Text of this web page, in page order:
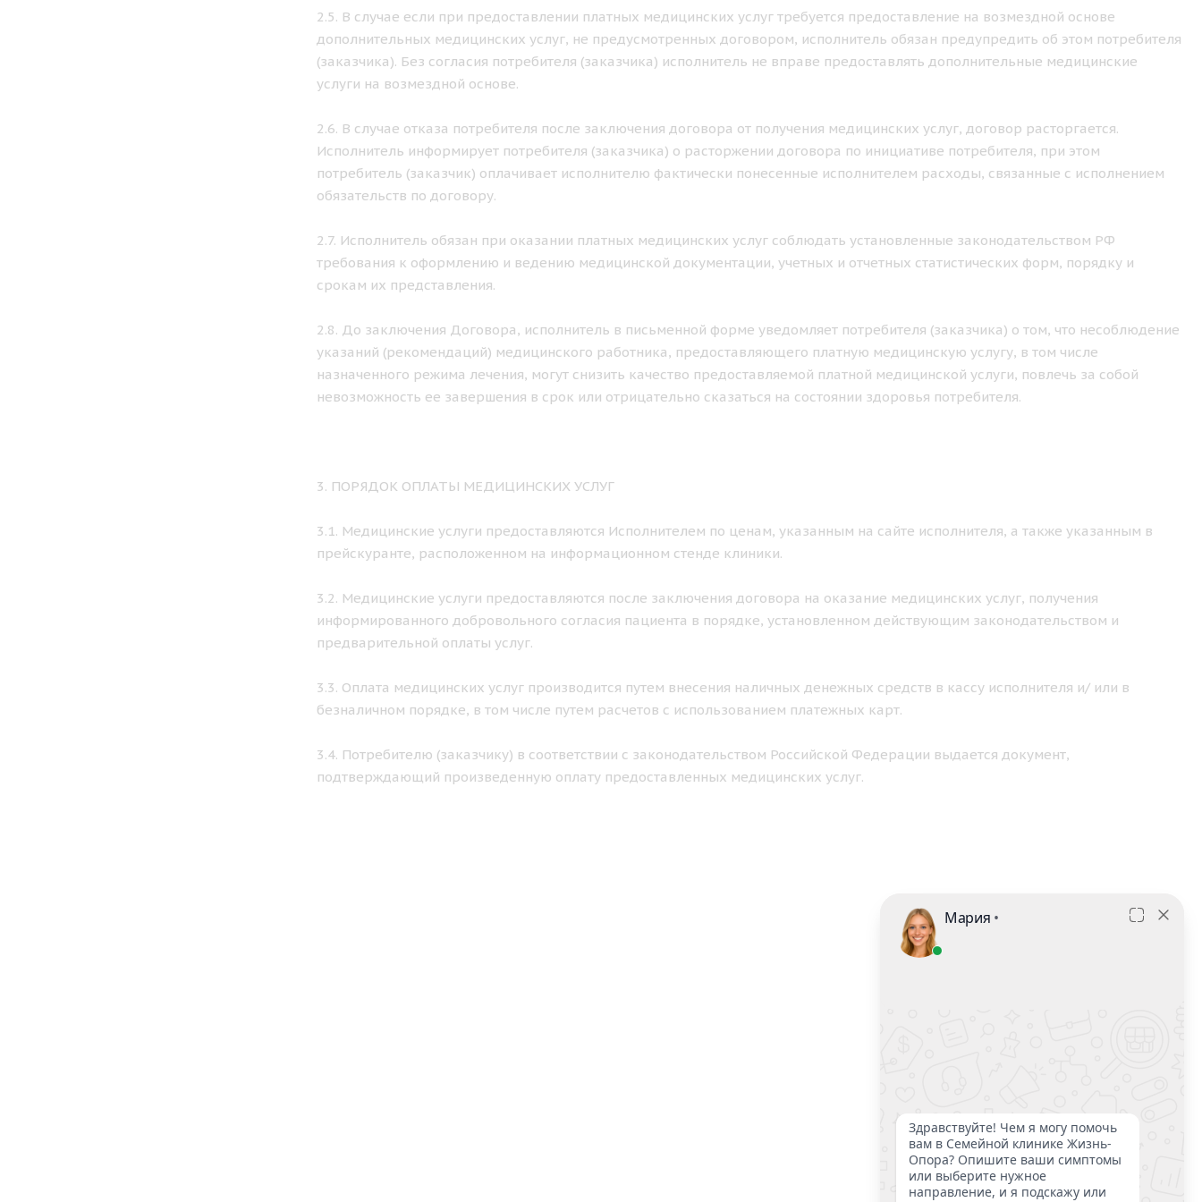
2.5. В случае если при предоставлении платных медицинских услуг требуется предоставление на возмездной основе
дополнительных медицинских услуг, не предусмотренных договором, исполнитель обязан предупредить об этом потребителя
(заказчика). Без согласия потребителя (заказчика) исполнитель не вправе предоставлять дополнительные медицинские
услуги на возмездной основе.
2.6. В случае отказа потребителя после заключения договора от получения медицинских услуг, договор расторгается.
Исполнитель информирует потребителя (заказчика) о расторжении договора по инициативе потребителя, при этом
потребитель (заказчик) оплачивает исполнителю фактически понесенные исполнителем расходы, связанные с исполнением
обязательств по договору.
2.7. Исполнитель обязан при оказании платных медицинских услуг соблюдать установленные законодательством РФ
требования к оформлению и ведению медицинской документации, учетных и отчетных статистических форм, порядку и
срокам их представления.
2.8. До заключения Договора, исполнитель в письменной форме уведомляет потребителя (заказчика) о том, что несоблюдение
указаний (рекомендаций) медицинского работника, предоставляющего платную медицинскую услугу, в том числе
назначенного режима лечения, могут снизить качество предоставляемой платной медицинской услуги, повлечь за собой
невозможность ее завершения в срок или отрицательно сказаться на состоянии здоровья потребителя.
3. ПОРЯДОК ОПЛАТЫ МЕДИЦИНСКИХ УСЛУГ
3.1. Медицинские услуги предоставляются Исполнителем по ценам, указанным на сайте исполнителя, а также указанным в
прейскуранте, расположенном на информационном стенде клиники.
3.2. Медицинские услуги предоставляются после заключения договора на оказание медицинских услуг, получения
информированного добровольного согласия пациента в порядке, установленном действующим законодательством и
предварительной оплаты услуг.
3.3. Оплата медицинских услуг производится путем внесения наличных денежных средств в кассу исполнителя и/ или в
безналичном порядке, в том числе путем расчетов с использованием платежных карт.
3.4. Потребителю (заказчику) в соответствии с законодательством Российской Федерации выдается документ,
подтверждающий произведенную оплату предоставленных медицинских услуг.